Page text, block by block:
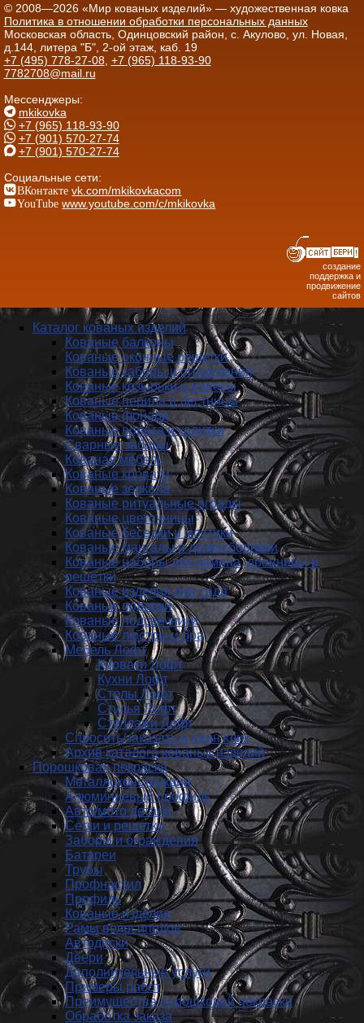
© 2008—2026 «Мир кованых изделий» — художественная ковка
Политика в отношении обработки персональных данных
Московская область, Одинцовский район, с. Акулово, ул. Новая,
д.144, литера "Б", 2-ой этаж, каб. 19
+7 (495) 778-27-08, +7 (965) 118-93-90
7782708@mail.ru
Мессенджеры:
mkikovka
+7 (965) 118-93-90
+7 (901) 570-27-74
+7 (901) 570-27-74
Социальные сети:
ВКонтакте vk.com/mkikovkacom
YouTube www.youtube.com/c/mkikovka
создание
поддержка и
продвижение
сайтов
Каталог кованых изделий
Кованые балконы
Кованые оконные решетки
Кованые заборы и ог­ражде­ния
Кованые козырьки и навесы
Кованые перила и лестницы
Кованые фонари
Кованые ворота и калитки
Сварные заборы
Кованая мебель
Кованые кровати
Кованые зеркала
Кованые ритуальные ограды
Кованые цветочницы
Кованые беседки и мостики
Кованые мангалы и дымосборники
Кованые наборы для камина, дровницы и
решётки
Кованые изделия для сада
Кованые подарки
Кованые подсвечники
Кованые люстры и бра
Мебель Лофт
Кровати Лофт
Кухни Лофт
Столы Лофт
Стулья Лофт
Стеллажи Лофт
Спросить/заказать в один клик
Архив каталога кованых изделий
Порошковая покраска
Металлоконструкции
Алюминиевый профиль
Авто/мото детали
Сетки и решетки
Заборы и ограждения
Батареи
Трубы
Профнастил
Профиль
Кованые изделия
Рамы велосипедов
Автодиски
Двери
Дополнительные услуги
Примеры работ
Преимущества порошковой покраски
Обработка заказа